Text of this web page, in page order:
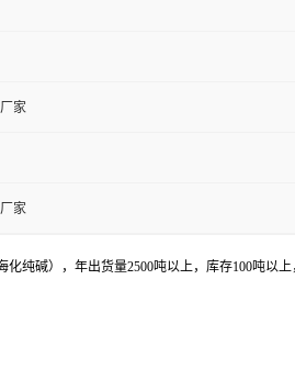
家
家
纯碱），年出货量2500吨以上，库存100吨以上